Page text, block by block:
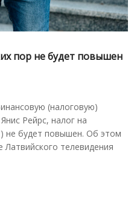
пор не будет повышен
(налоговую)
Рейрс, налог на
не будет повышен. Об этом
телевидения